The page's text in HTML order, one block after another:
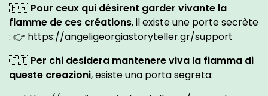
🇫🇷 Pour ceux qui désirent garder vivante la
flamme de ces créations, il existe une porte secrète
: 👉 https://angeligeorgiastoryteller.gr/support
🇮🇹 Per chi desidera mantenere viva la fiamma di
queste creazioni, esiste una porta segreta: